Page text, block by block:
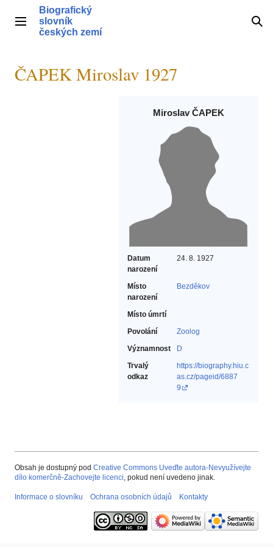
obsahHlavní menu
Biografický
slovník
českých zemí
ČAPEK Miroslav 1927
Miroslav ČAPEK
Datum
narození
24. 8. 1927
Místo
narození
Bezděkov
Místo úmrtí
Povolání
Zoolog‎
Významnost
D
Trvalý
odkaz
https://biography.hiu.c
as.cz/pageid/6887
9
Obsah je dostupný pod Creative Commons Uveďte autora-Nevyužívejte
dílo komerčně-Zachovejte licenci, pokud není uvedeno jinak.
Informace o slovníku Ochrana osobních údajů Kontakty